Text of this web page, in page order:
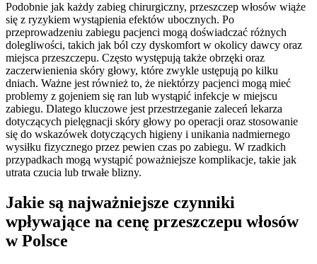
Podobnie jak każdy zabieg chirurgiczny, przeszczep włosów wiąże
się z ryzykiem wystąpienia efektów ubocznych. Po
przeprowadzeniu zabiegu pacjenci mogą doświadczać różnych
dolegliwości, takich jak ból czy dyskomfort w okolicy dawcy oraz
miejsca przeszczepu. Często występują także obrzęki oraz
zaczerwienienia skóry głowy, które zwykle ustępują po kilku
dniach. Ważne jest również to, że niektórzy pacjenci mogą mieć
problemy z gojeniem się ran lub wystąpić infekcje w miejscu
zabiegu. Dlatego kluczowe jest przestrzeganie zaleceń lekarza
dotyczących pielęgnacji skóry głowy po operacji oraz stosowanie
się do wskazówek dotyczących higieny i unikania nadmiernego
wysiłku fizycznego przez pewien czas po zabiegu. W rzadkich
przypadkach mogą wystąpić poważniejsze komplikacje, takie jak
utrata czucia lub trwałe blizny.
Jakie są najważniejsze czynniki
wpływające na cenę przeszczepu włosów
w Polsce